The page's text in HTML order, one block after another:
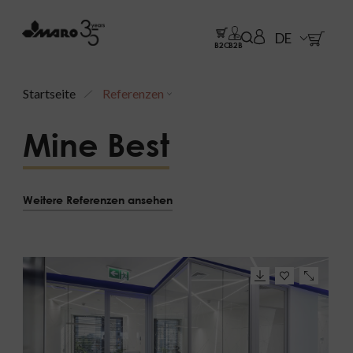
B2CB2B DE
Startseite Referenzen
Mine Best
Weitere Referenzen ansehen